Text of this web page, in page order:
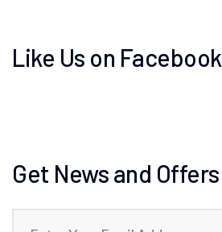
Like Us on Facebook
Get News and Offers